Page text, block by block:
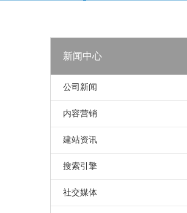
新闻中心
公司新闻
内容营销
建站资讯
搜索引擎
社交媒体